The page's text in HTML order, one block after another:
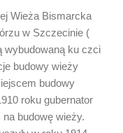
Wieża Bismarcka
w Szczecinie (
wybudowaną ku czci
budowy wieży
budowy
roku gubernator
na budowę wieży.